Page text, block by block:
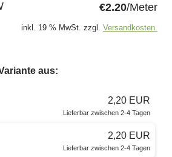
€2.20/Meter
inkl. 19 % MwSt. zzgl. Versandkosten.
aus:
2,20 EUR
Lieferbar zwischen 2-4 Tagen
2,20 EUR
Lieferbar zwischen 2-4 Tagen